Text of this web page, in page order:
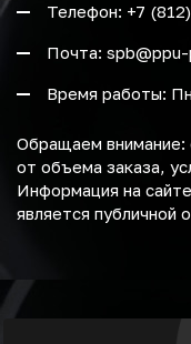
Телефон: +7
Почта: spb@ppu-
Время работы:
Обращаем внимание:
от объема заказа,
Информация на
является публичной